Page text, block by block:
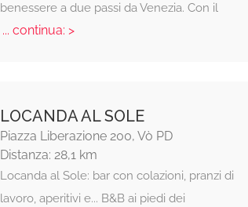
benessere a due passi da Venezia. Con il
... continua: >
LOCANDA AL SOLE
Piazza Liberazione 200, Vò PD
Distanza: 28,1 km
Locanda al Sole: bar con colazioni, pranzi di
lavoro, aperitivi e... B&B ai piedi dei